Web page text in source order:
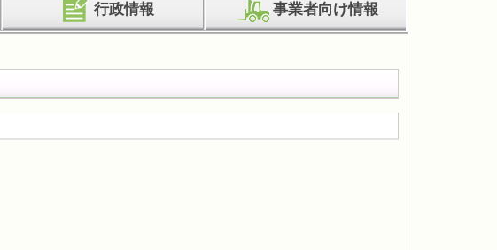
行政情報 事業者向け情報